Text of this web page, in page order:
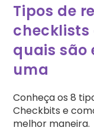
Tipos de
checklists
quais são
uma
Conheça os 8
Checkbits e
melhor maneira.